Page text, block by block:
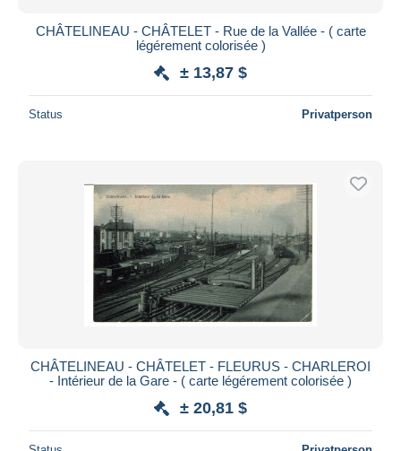
CHÂTELINEAU - CHÂTELET - Rue de la Vallée - ( carte
légérement colorisée )
± 13,87 $
Status Privatperson
CHÂTELINEAU - CHÂTELET - FLEURUS - CHARLEROI
- Intérieur de la Gare - ( carte légérement colorisée )
± 20,81 $